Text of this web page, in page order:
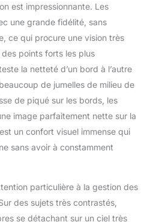
est impressionnante. Les
une grande fidélité, sans
ce qui procure une vision très
des points forts les plus
la netteté d’un bord à l’autre
de jumelles de milieu de
de piqué sur les bords, les
image parfaitement nette sur la
un confort visuel immense qui
sans avoir à constamment
particulière à la gestion des
des sujets très contrastés,
se détachant sur un ciel très